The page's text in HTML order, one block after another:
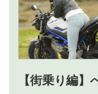
【街乗り編】